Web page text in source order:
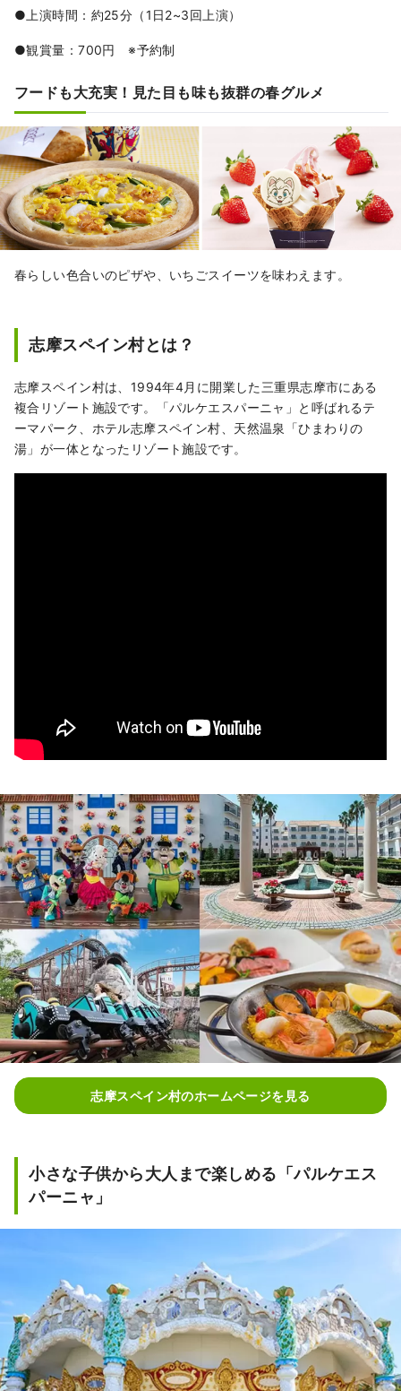
●上演時間：約25分（1日2~3回上演）
●観賞量：700円 ※予約制
フードも大充実！見た目も味も抜群の春グルメ
春らしい色合いのピザや、いちごスイーツを味わえます。
志摩スペイン村とは？
志摩スペイン村は、1994年4月に開業した三重県志摩市にある
複合リゾート施設です。「パルケエスパーニャ」と呼ばれるテ
ーマパーク、ホテル志摩スペイン村、天然温泉「ひまわりの
湯」が一体となったリゾート施設です。
志摩スペイン村のホームページを見る
小さな子供から大人まで楽しめる「パルケエス
パーニャ」